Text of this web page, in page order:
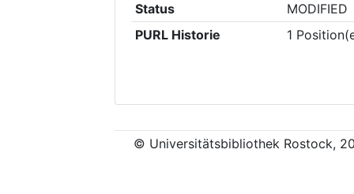
Status
MODIFIED
PURL Historie
1
© Universitätsbibliothek Rostock,